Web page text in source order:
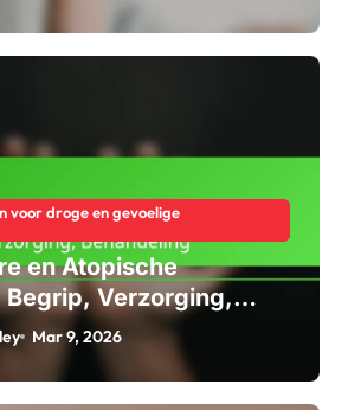
voor droge en gevoelige
en Atopische
Begrip, Verzorging,
Mar 9, 2026